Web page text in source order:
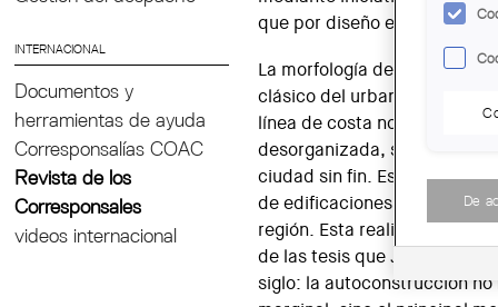
INTERNACIONAL
Documentos y
herramientas de ayuda
Corresponsalías COAC
Revista de los
Corresponsales
videos internacional
que por diseño e
La morfología de Lima
clásico del urbanismo. Lo
línea de costa no es
desorganizada, sino la
ciudad sin fin. Este término
de edificaciones inacabadas
región. Esta realidad
de las tesis que John F.C.
siglo: la autoconstrucción
De